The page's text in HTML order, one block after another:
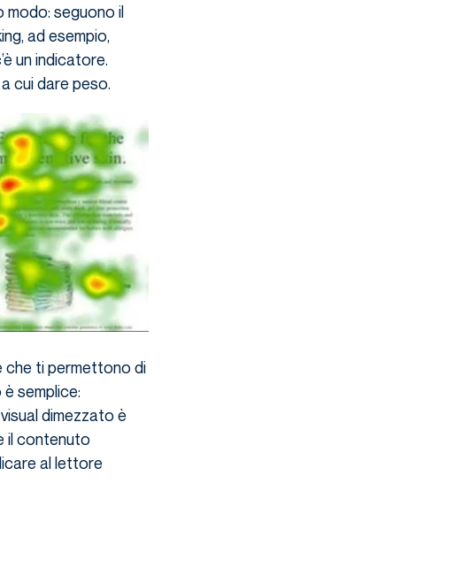
modo: seguono il
ad esempio,
un indicatore.
cui dare peso.
che ti permettono di
semplice:
dimezzato è
il contenuto
al lettore